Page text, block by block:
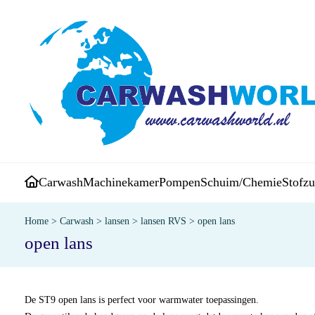
CarwashMachinekamerPompenSchuim/Chemie
Home > Carwash > lansen > lansen RVS > open lans
open lans
De ST9 open lans is perfect voor warmwater toepassingen.